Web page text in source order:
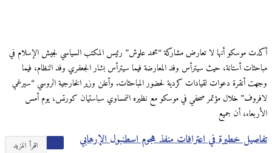
أكدت موسكو أنها لا تعارض مشاركة “محمد علوش” رئيس المكتب السياسي لجيش الإسلام في
مباحثات أستانة، حيث سيترأس وفد المعارضة فيما سيترأس بشار الجعفري وفد النظام، فيما
وجهت أنقرة دعوات لقيادات كردية لحضور المباحثات. وأعلن وزير الخارجية الروسي “سيرغي
لافروف” خلال مؤتمر صحفي في موسكو مع نظيره النمساوي سباستيان كورتس، يوم أمس
الأربعاء، أن جميع
اقرأ المزيد تفاصيل خطيرة في اعترافات منفذ هجوم اسطنبول الإرهابي